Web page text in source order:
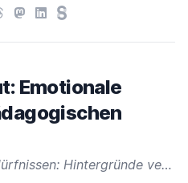
Mastodon
LinkedIn
Steady
Emotionale
Wut als Ausdruck von Bedürfnissen: Hintergründe verstehen und unterstützen